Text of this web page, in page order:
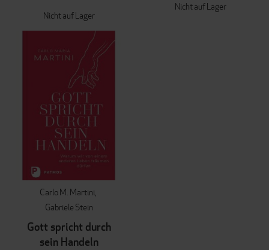
Nicht auf Lager
Nicht auf Lager
Carlo M. Martini
Gabriele Stein
Gott spricht durch
sein Handeln